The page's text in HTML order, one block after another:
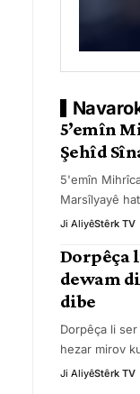
5’emîn
Şehîd
5'emîn
Marsîlyayê
Ji AliyêStêrk TV
Dorpêça
dewam
dibe
Dorpêça li
hezar mirov
Ji AliyêStêrk TV